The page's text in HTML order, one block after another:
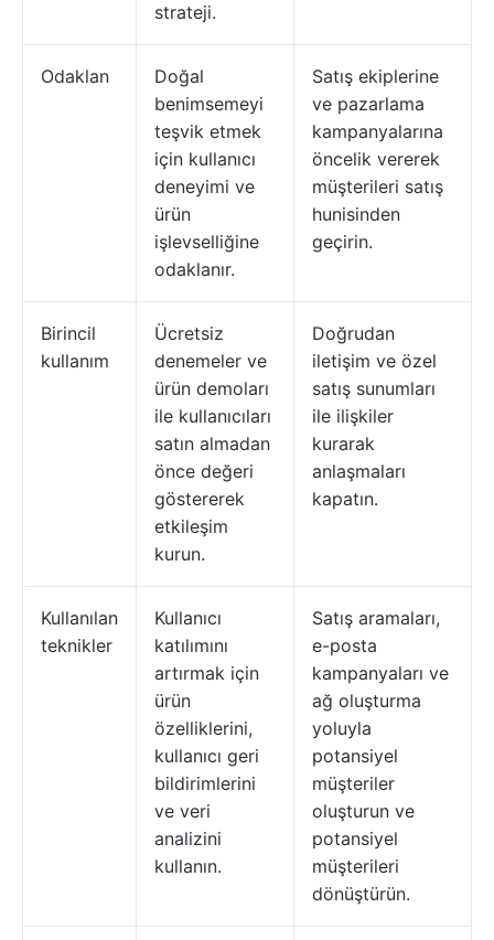
strateji.
Odaklan
Doğal
benimsemeyi
teşvik etmek
için kullanıcı
deneyimi ve
ürün
işlevselliğine
odaklanır.
Satış ekiplerine
ve pazarlama
kampanyalarına
öncelik vererek
müşterileri satış
hunisinden
geçirin.
Birincil
kullanım
Ücretsiz
denemeler ve
ürün demoları
ile kullanıcıları
satın almadan
önce değeri
göstererek
etkileşim
kurun.
Doğrudan
iletişim ve özel
satış sunumları
ile ilişkiler
kurarak
anlaşmaları
kapatın.
Kullanılan
teknikler
Kullanıcı
katılımını
artırmak için
ürün
özelliklerini,
kullanıcı geri
bildirimlerini
ve veri
analizini
kullanın.
Satış aramaları,
e-posta
kampanyaları ve
ağ oluşturma
yoluyla
potansiyel
müşteriler
oluşturun ve
potansiyel
müşterileri
dönüştürün.